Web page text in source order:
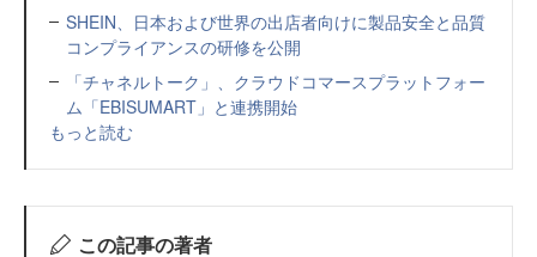
SHEIN、日本および世界の出店者向けに製品安全と品質
コンプライアンスの研修を公開
「チャネルトーク」、クラウドコマースプラットフォー
ム「EBISUMART」と連携開始
もっと読む
この記事の著者